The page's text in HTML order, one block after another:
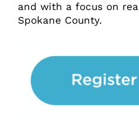
and with a focus on
Spokane County.